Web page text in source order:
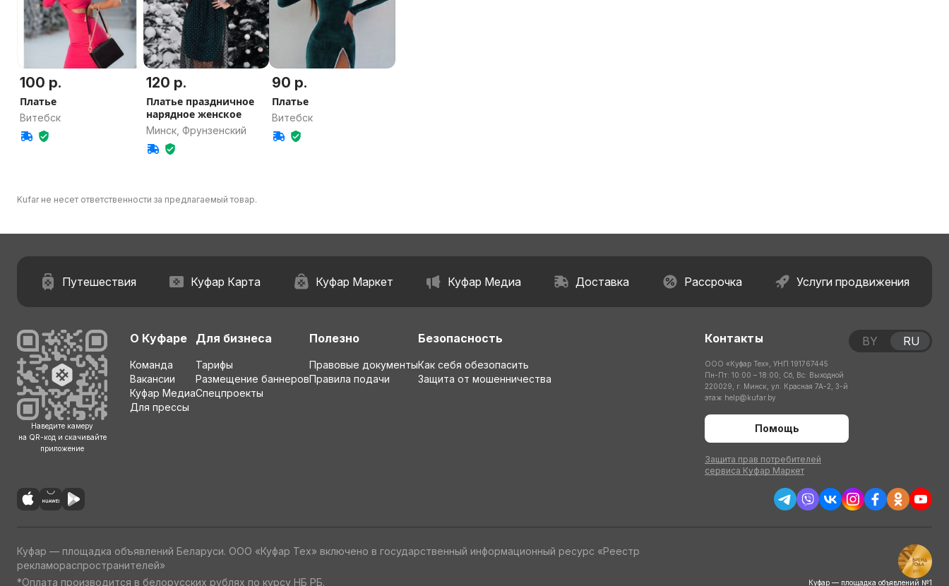
100 р.
Платье
Витебск
120 р.
Платье праздничное
нарядное женское
Минск, Фрунзенский
90 р.
Платье
Витебск
Kufar не несет ответственности за предлагаемый товар.
Путешествия Куфар Карта Куфар Маркет Куфар Медиа Доставка Рассрочка Услуги продвижения
Наведите камеру
на QR-код и скачивайте
приложение
О Куфаре
Команда
Вакансии
Куфар Медиа
Для прессы
Для бизнеса
Тарифы
Размещение баннеров
Спецпроекты
Полезно
Правовые документы
Правила подачи
Безопасность
Как себя обезопасить
Защита от мошенничества
Контакты
ООО «Куфар Тех», УНП 191767445
Пн-Пт: 10:00 – 18:00; Сб, Вс: Выходной
220029, г. Минск, ул. Красная 7А-2, 3-й
этаж help@kufar.by
Помощь
Защита прав потребителей
сервиса Куфар Маркет
BY RU
Куфар — площадка объявлений Беларуси. ООО «Куфар Тех» включено в государственный информационный ресурс «Реестр
рекламораспространителей»
*Оплата производится в белорусских рублях по курсу НБ РБ.
Куфар — площадка объявлений №1